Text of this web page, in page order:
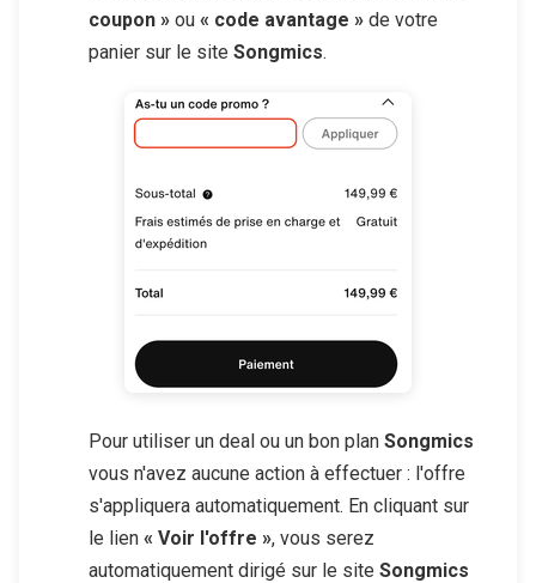
coupon » ou « code avantage » de votre
panier sur le site Songmics.
Pour utiliser un deal ou un bon plan Songmics
vous n'avez aucune action à effectuer : l'offre
s'appliquera automatiquement. En cliquant sur
le lien « Voir l'offre », vous serez
automatiquement dirigé sur le site Songmics